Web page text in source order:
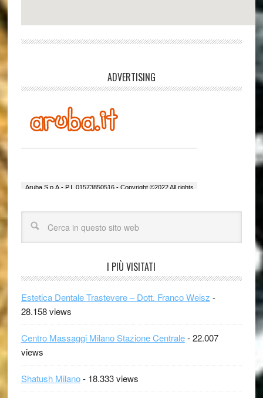
ADVERTISING
I PIÙ VISITATI
Estetica Dentale Trastevere – Dott. Franco Weisz -
28.158 views
Centro Massaggi Milano Stazione Centrale- 22.007
views
Shatush Milano- 18.333 views